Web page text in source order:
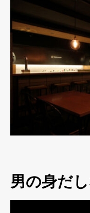
男の身だ